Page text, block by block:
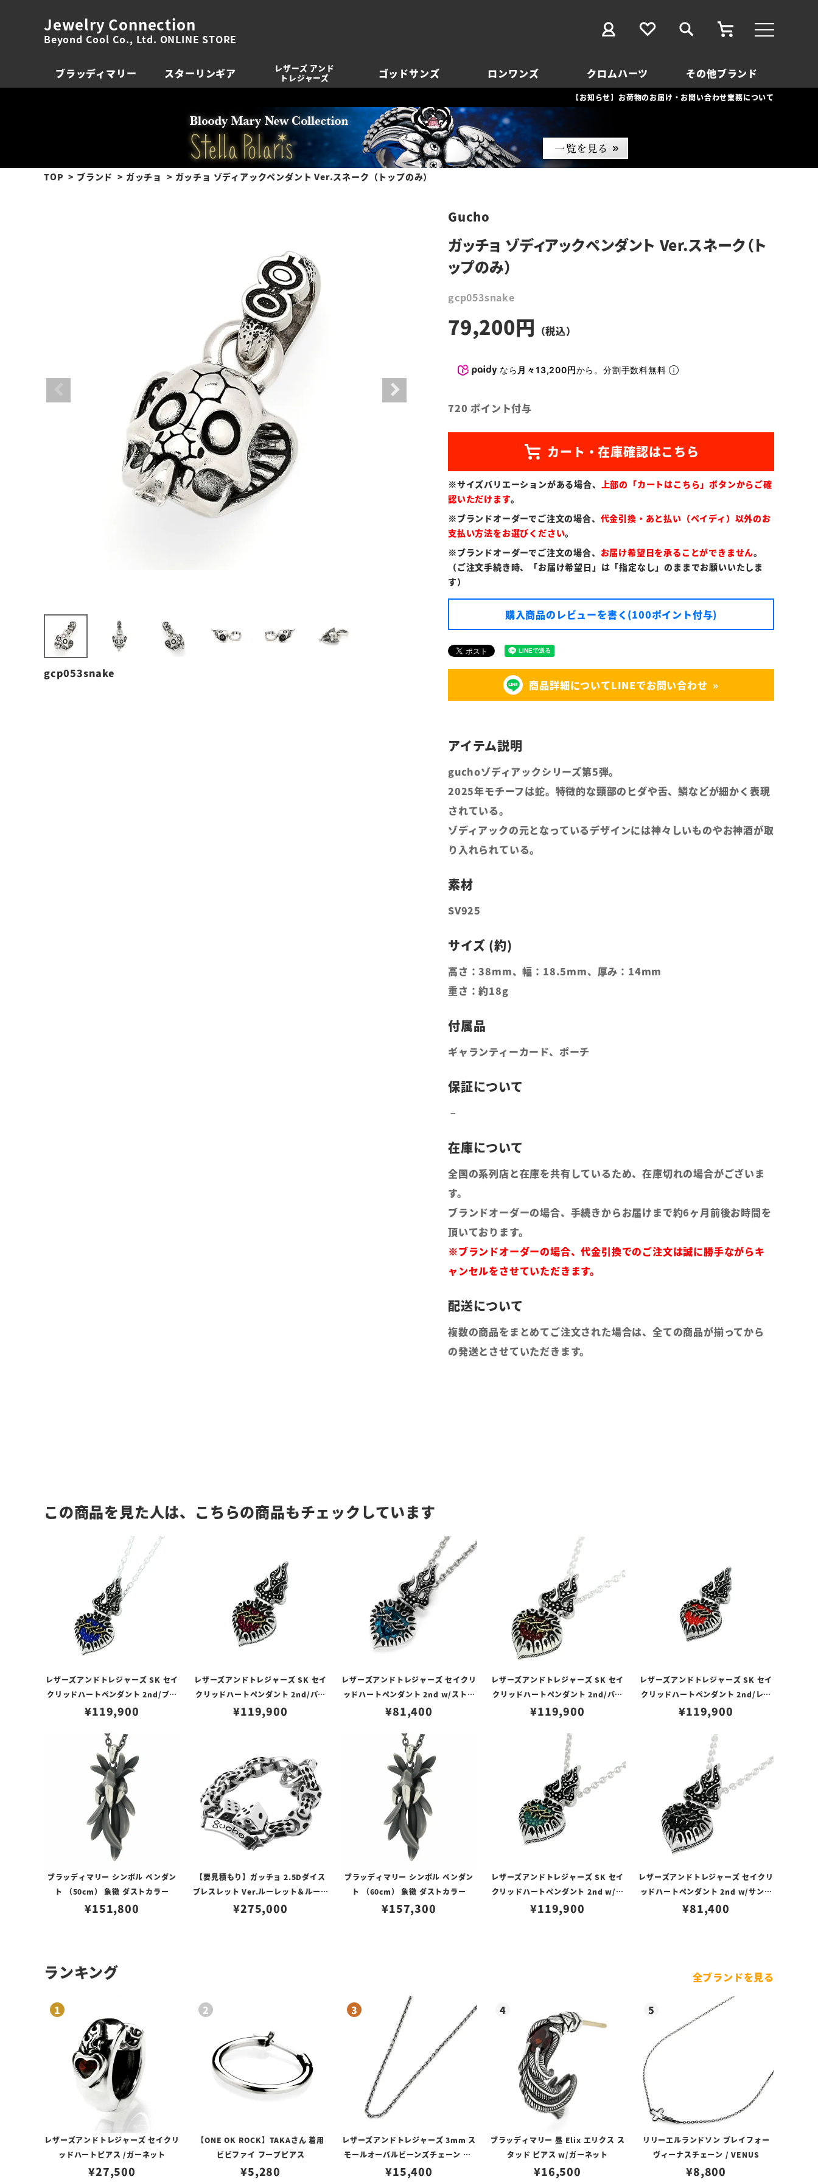
Jewelry Connection
Beyond Cool Co., Ltd. ONLINE STORE
ブラッディマリー スターリンギア
レザーズ アンド
トレジャーズ
ゴッドサンズ ロンワンズ クロムハーツ その他ブランド
【お知らせ】お荷物のお届け・お問い合わせ業務について
TOP ブランド ガッチョ ガッチョ ゾディアックペンダント Ver.スネーク（トップのみ）
gcp053snake
Gucho
ガッチョ ゾディアックペンダント Ver.スネーク（ト
ップのみ）
gcp053snake
79,200
なら 月々13,200円から。分割手数料無料
720 ポイント付与
※サイズバリエーションがある場合、
上部の「カートはこちら」ボタンからご確
認いただけます。
※ブランドオーダーでご注文の場合、 代金引換・あと払い（ペイディ）以外のお
支払い方法をお選びください。
※ブランドオーダーでご注文の場合、 お届け希望日を承ることができません。
（ご注文手続き時、「お届け希望日」は「指定なし」のままでお願いいたしま
す）
購入商品のレビューを書く(100ポイント付与)
商品詳細についてLINEでお問い合わせ
guchoゾディアックシリーズ第5弾。
2025年モチーフは蛇。特徴的な頸部のヒダや舌、鱗などが細かく表現
されている。
ゾディアックの元となっているデザインには神々しいものやお神酒が取
り入れられている。
SV925
高さ：38mm、幅：18.5mm、厚み：14mm
重さ：約18g
ギャランティーカード、ポーチ
全国の系列店と在庫を共有しているため、在庫切れの場合がございま
す。
ブランドオーダーの場合、手続きからお届けまで約6ヶ月前後お時間を
頂いております。
※ブランドオーダーの場合、代金引換でのご注文は誠に勝手ながらキ
ャンセルをさせていただきます。
複数の商品をまとめてご注文された場合は、全ての商品が揃ってから
の発送とさせていただきます。
この商品を見た人は、こちらの商品もチェックしています
レザーズアンドトレジャーズ SK セイ
クリッドハートペンダント 2nd/ブル
ー（トップのみ）
¥119,900
レザーズアンドトレジャーズ SK セイ
クリッドハートペンダント 2nd/パー
プル（トップのみ）
¥119,900
レザーズアンドトレジャーズ セイクリ
ッドハートペンダント 2nd w/ストー
ン（ブルー）（トップのみ）
¥81,400
レザーズアンドトレジャーズ SK セイ
クリッドハートペンダント 2nd/バー
ガンディー（トップのみ）
¥119,900
レザーズアンドトレジャーズ SK セイ
クリッドハートペンダント 2nd/レッ
ド（トップのみ）
¥119,900
ブラッディマリー シンボル ペンダン
ト （50cm） 象徴 ダストカラー
¥151,800
【要見積もり】ガッチョ 2.5Dダイス
ブレスレット Ver.ルーレット＆ルーレ
ットアンカーリンク
¥275,000
ブラッディマリー シンボル ペンダン
ト （60cm） 象徴 ダストカラー
¥157,300
レザーズアンドトレジャーズ SK セイ
クリッドハートペンダント 2nd w/サ
ンデッドスティングレイ/ターコイズカ
¥119,900
レザーズアンドトレジャーズ セイクリ
ッドハートペンダント 2nd w/サンデ
ッドスティングレイ/ブラック（トップ
¥81,400
ランキング 全ブランドを見る
レザーズアンドトレジャーズ セイクリ
ッドハートピアス /ガーネット
¥27,500
【ONE OK ROCK】TAKAさん 着用
ビビファイ フープピアス
¥5,280
レザーズアンドトレジャーズ 3mm ス
モールオーバルビーンズチェーン w/
ロブスタークラスプ＆LTロゴプレート
¥15,400
ブラッディマリー 昼 Elix エリクス ス
タッド ピアス w/ガーネット
¥16,500
リリーエルランドソン プレイフォー
ヴィーナスチェーン / VENUS
¥8,800